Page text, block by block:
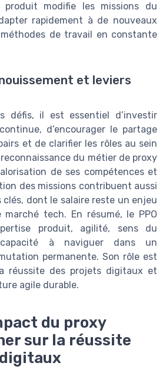
produit modifie les missions du
rapidement à de nouveaux
de travail en constante
et leviers
défis, il est essentiel d’investir
d’encourager le partage
et de clarifier les rôles au sein
reconnaissance du métier de proxy
de ses compétences et
des missions contribuent aussi
clés, dont le salaire reste un enjeu
tech. En résumé, le PPO
produit, agilité, sens du
à naviguer dans un
permanente. Son rôle est
réussite des projets digitaux et
agile durable.
du proxy
sur la réussite